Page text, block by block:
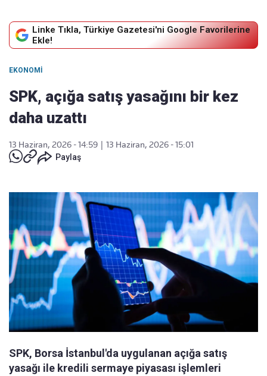
Linke Tıkla, Türkiye Gazetesi'ni Google Favorilerine
Ekle!
EKONOMI
SPK, açığa satış yasağını bir kez
daha uzattı
13 Haziran, 2026 - 14:59
13 Haziran, 2026 - 15:01
Paylaş
SPK, Borsa İstanbul'da uygulanan açığa satış
yasağı ile kredili sermaye piyasası işlemleri